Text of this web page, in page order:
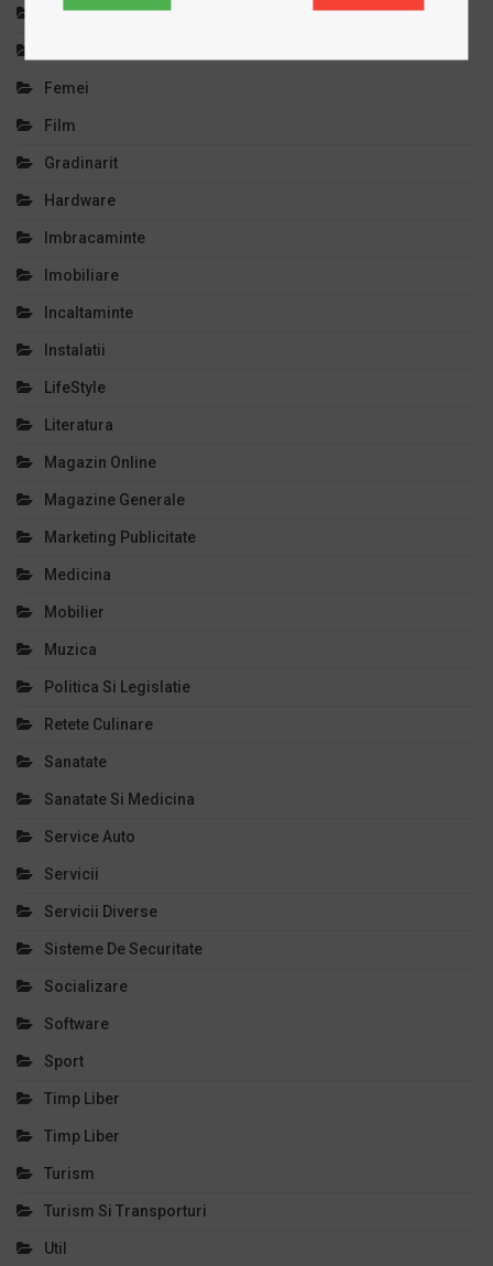
Educatie Si Invatamant
Femei
Film
Gradinarit
Hardware
Imbracaminte
Imobiliare
Incaltaminte
Instalatii
LifeStyle
Literatura
Magazin Online
Magazine Generale
Marketing Publicitate
Medicina
Mobilier
Muzica
Politica Si Legislatie
Retete Culinare
Sanatate
Sanatate Si Medicina
Service Auto
Servicii
Servicii Diverse
Sisteme De Securitate
Socializare
Software
Sport
Timp Liber
Timp Liber
Turism
Turism Si Transporturi
Util